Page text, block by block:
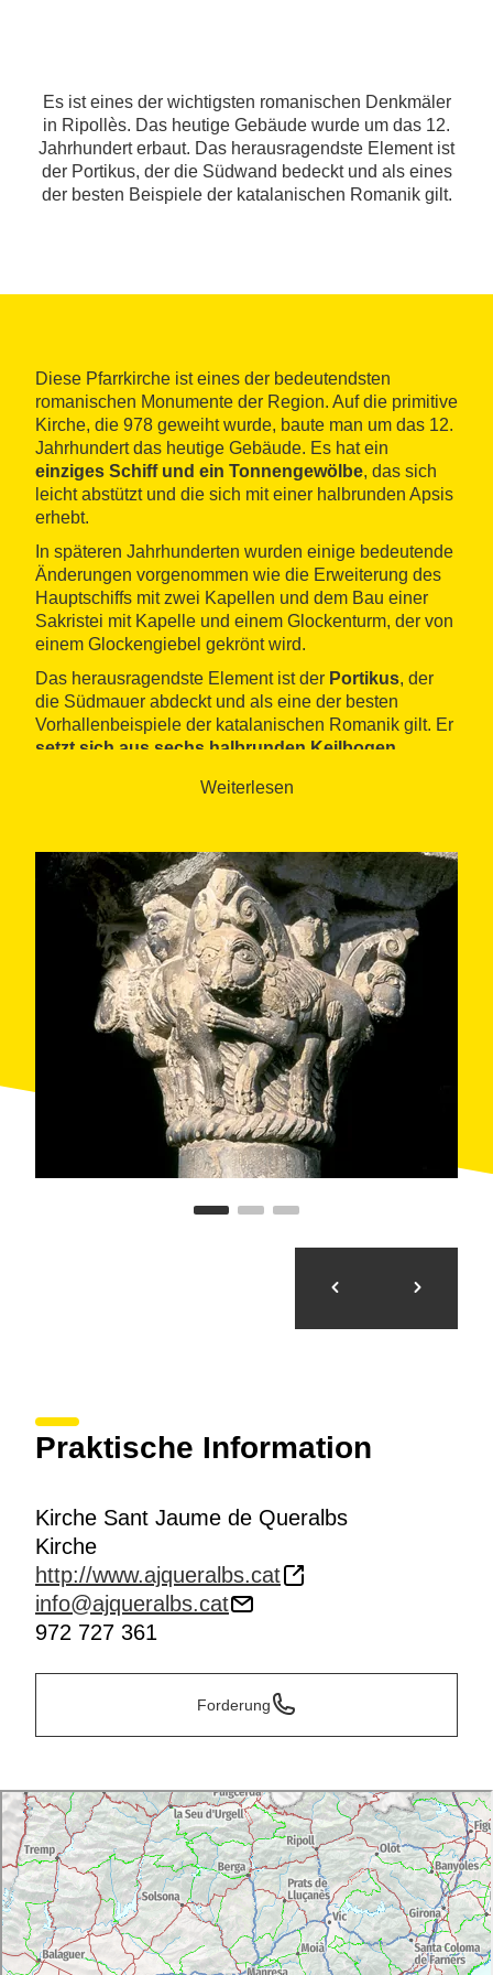
Es ist eines der wichtigsten romanischen Denkmäler
in Ripollès. Das heutige Gebäude wurde um das 12.
Jahrhundert erbaut. Das herausragendste Element ist
der Portikus, der die Südwand bedeckt und als eines
der besten Beispiele der katalanischen Romanik gilt.
Diese Pfarrkirche ist eines der bedeutendsten
romanischen Monumente der Region. Auf die primitive
Kirche, die 978 geweiht wurde, baute man um das 12.
Jahrhundert das heutige Gebäude. Es hat ein
einziges Schiff und ein Tonnengewölbe, das sich
leicht abstützt und die sich mit einer halbrunden Apsis
erhebt.
In späteren Jahrhunderten wurden einige bedeutende
Änderungen vorgenommen wie die Erweiterung des
Hauptschiffs mit zwei Kapellen und dem Bau einer
Sakristei mit Kapelle und einem Glockenturm, der von
einem Glockengiebel gekrönt wird.
Das herausragendste Element ist der Portikus, der
die Südmauer abdeckt und als eine der besten
Vorhallenbeispiele der katalanischen Romanik gilt. Er
setzt sich aus sechs halbrunden Keilbogen
blauen und weißen Maserungen ruhen.
überladenund wurden dem Meister von Cabestany
zugeordnet: Sie stellen fantastische Tiere, stilisierte
Blätter, Schnörkel und den ein oder anderen
menschlichen Kopf dar. Auch erwähnenswert ist das
Eingangstormit einem einfachen
Halbrundbogen, das noch immer den Originalrost an
den Holztürflügeln konserviert.
Weiterlesen
Praktische Information
Kirche Sant Jaume de Queralbs
Kirche
http://www.ajqueralbs.cat
info@ajqueralbs.cat
972 727 361
Forderung